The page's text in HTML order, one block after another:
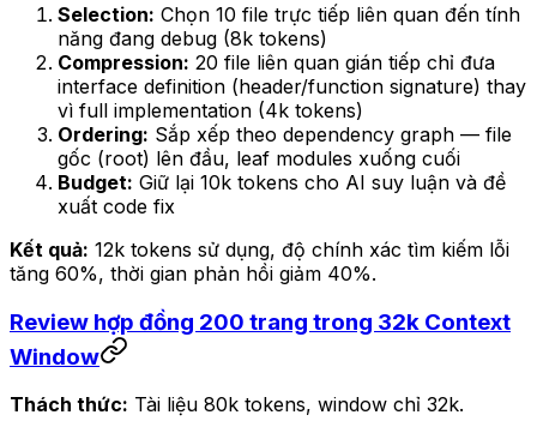
Selection: Chọn 10 file trực tiếp liên quan đến tính
năng đang debug (8k tokens)
Compression: 20 file liên quan gián tiếp chỉ đưa
interface definition (header/function signature) thay
vì full implementation (4k tokens)
Ordering: Sắp xếp theo dependency graph — file
gốc (root) lên đầu, leaf modules xuống cuối
Budget: Giữ lại 10k tokens cho AI suy luận và đề
xuất code fix
Kết quả: 12k tokens sử dụng, độ chính xác tìm kiếm lỗi
tăng 60%, thời gian phản hồi giảm 40%.
Review hợp đồng 200 trang trong 32k Context
Window
Thách thức: Tài liệu 80k tokens, window chỉ 32k.